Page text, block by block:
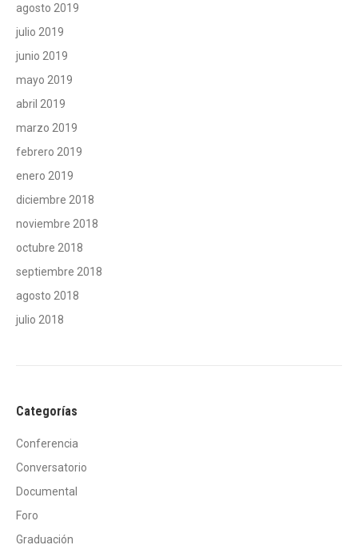
agosto 2019
julio 2019
junio 2019
mayo 2019
abril 2019
marzo 2019
febrero 2019
enero 2019
diciembre 2018
noviembre 2018
octubre 2018
septiembre 2018
agosto 2018
julio 2018
Categorías
Conferencia
Conversatorio
Documental
Foro
Graduación